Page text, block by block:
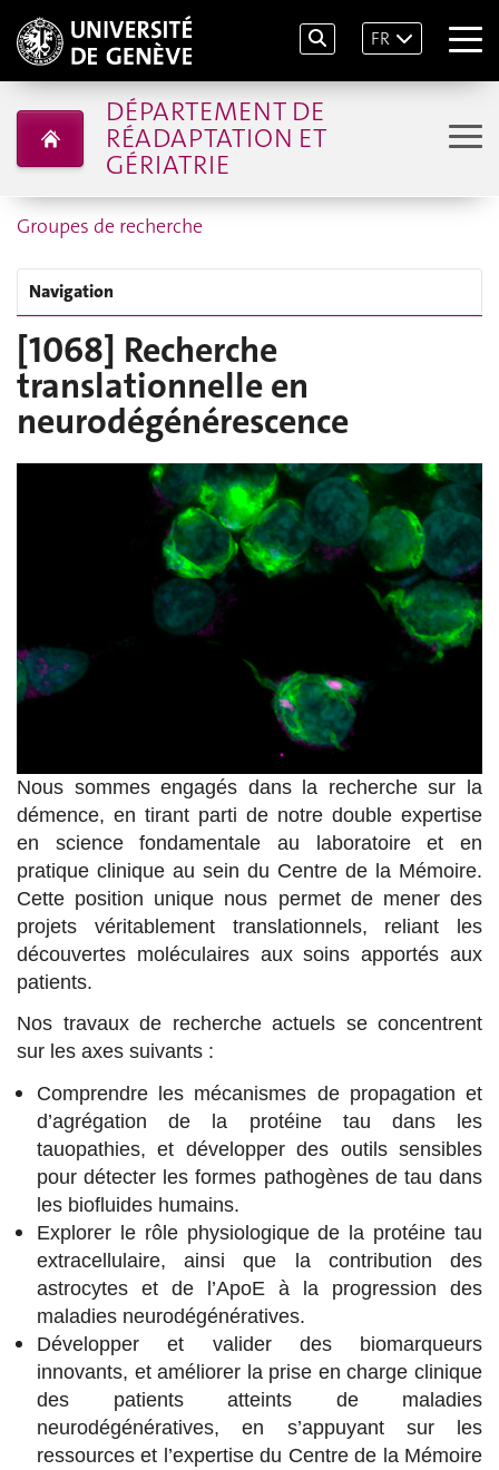
FR
DÉPARTEMENT DE
RÉADAPTATION ET
GÉRIATRIE
Groupes de recherche
Navigation
[1068] Recherche
translationnelle en
neurodégénérescence
Nous sommes engagés dans la recherche sur la
démence, en tirant parti de notre double expertise
en science fondamentale au laboratoire et en
pratique clinique au sein du Centre de la Mémoire.
Cette position unique nous permet de mener des
projets véritablement translationnels, reliant les
découvertes moléculaires aux soins apportés aux
patients.
Nos travaux de recherche actuels se concentrent
sur les axes suivants :
Comprendre les mécanismes de propagation et
d’agrégation de la protéine tau dans les
tauopathies, et développer des outils sensibles
pour détecter les formes pathogènes de tau dans
les biofluides humains.
Explorer le rôle physiologique de la protéine tau
extracellulaire, ainsi que la contribution des
astrocytes et de l’ApoE à la progression des
maladies neurodégénératives.
Développer et valider des biomarqueurs
innovants, et améliorer la prise en charge clinique
des patients atteints de maladies
neurodégénératives, en s’appuyant sur les
ressources et l’expertise du Centre de la Mémoire